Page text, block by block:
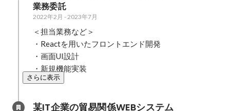
業務委託
2022年2月 -2023年7月
＜担当業務など＞
・Reactを用いたフロントエンド開発
・画面UI設計
・新規機能実装
さらに表示
某IT企業の貿易関係WEBシステム